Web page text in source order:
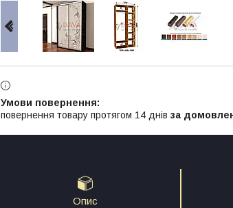
повернення товару протягом 14 днів за
Опис